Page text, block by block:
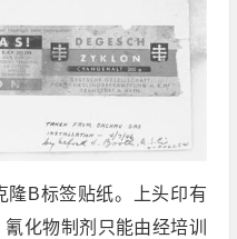
隆B标签贴纸。上头印有
化物制剂只能由经培训